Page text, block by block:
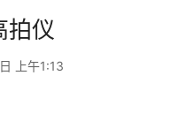
拍仪
上午1:13